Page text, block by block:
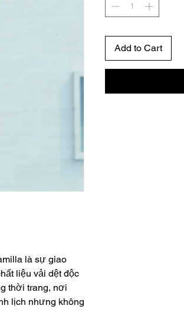
là sự giao
liệu vải dệt độc
thời trang, nơi
lịch nhưng không
Add to Cart